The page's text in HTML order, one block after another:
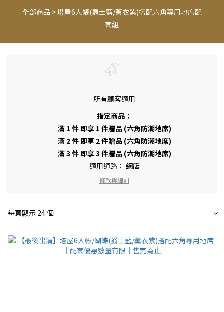
全部商品 >塔屋6人帳(爵士藍/薰衣紫)搭配六角專用地席配
套組
所有顧客適用
指定商品：
滿 1 件 即享 1 件贈品 (六角防潮地席)
滿 2 件 即享 2 件贈品 (六角防潮地席)
滿 3 件 即享 3 件贈品 (六角防潮地席)
適用通路： 網店
條款與細則
每頁顯示 24 個